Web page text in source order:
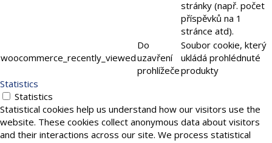
stránky (např. počet
příspěvků na 1
stránce atd).
woocommerce_recently_viewed
Do
uzavření
prohlížeče
Soubor cookie, který
ukládá prohlédnuté
produkty
Statistics
Statistics
Statistical cookies help us understand how our visitors use the
website. These cookies collect anonymous data about visitors
and their interactions across our site. We process statistical